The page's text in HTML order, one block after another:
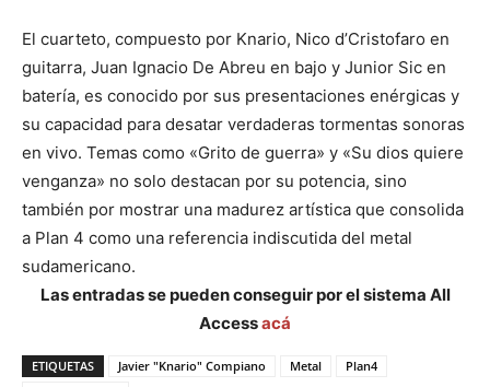
El cuarteto, compuesto por Knario, Nico d’Cristofaro en
guitarra, Juan Ignacio De Abreu en bajo y Junior Sic en
batería, es conocido por sus presentaciones enérgicas y
su capacidad para desatar verdaderas tormentas sonoras
en vivo. Temas como «Grito de guerra» y «Su dios quiere
venganza» no solo destacan por su potencia, sino
también por mostrar una madurez artística que consolida
a Plan 4 como una referencia indiscutida del metal
sudamericano.
Las entradas se pueden conseguir por el sistema All
Accessacá
ETIQUETAS Javier "Knario" Compiano Metal
Plan4